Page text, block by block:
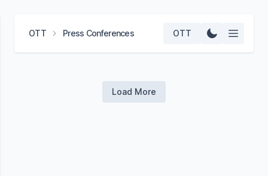
OTT Press Conferences OTT
Load More